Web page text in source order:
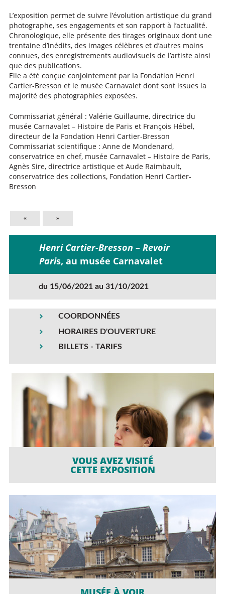
L’exposition permet de suivre l’évolution artistique du grand
photographe, ses engagements et son rapport à l’actualité.
Chronologique, elle présente des tirages originaux dont une
trentaine d’inédits, des images célèbres et d’autres moins
connues, des enregistrements audiovisuels de l’artiste ainsi
que des publications.
Elle a été conçue conjointement par la Fondation Henri
Cartier-Bresson et le musée Carnavalet dont sont issues la
majorité des photographies exposées.
Commissariat général : Valérie Guillaume, directrice du
musée Carnavalet – Histoire de Paris et François Hébel,
directeur de la Fondation Henri Cartier-Bresson
Commissariat scientifique : Anne de Mondenard,
conservatrice en chef, musée Carnavalet – Histoire de Paris,
Agnès Sire, directrice artistique et Aude Raimbault,
conservatrice des collections, Fondation Henri Cartier-
Bresson
« »
Henri Cartier-Bresson – Revoir
Paris, au musée Carnavalet
du 15/06/2021 au 31/10/2021
COORDONNÉES
HORAIRES D'OUVERTURE
BILLETS - TARIFS
VOUS AVEZ VISITÉ
CETTE EXPOSITION